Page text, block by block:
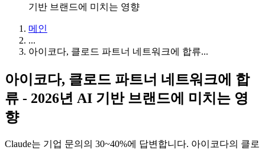
기반 브랜드에 미치는 영향
메인
...
아이코다, 클로드 파트너 네트워크에 합류...
아이코다, 클로드 파트너 네트워크에 합
류 - 2026년 AI 기반 브랜드에 미치는 영
향
Claude는 기업 문의의 30~40%에 답변합니다. 아이코다의 클로